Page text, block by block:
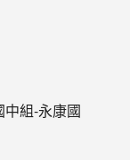
組-永康國